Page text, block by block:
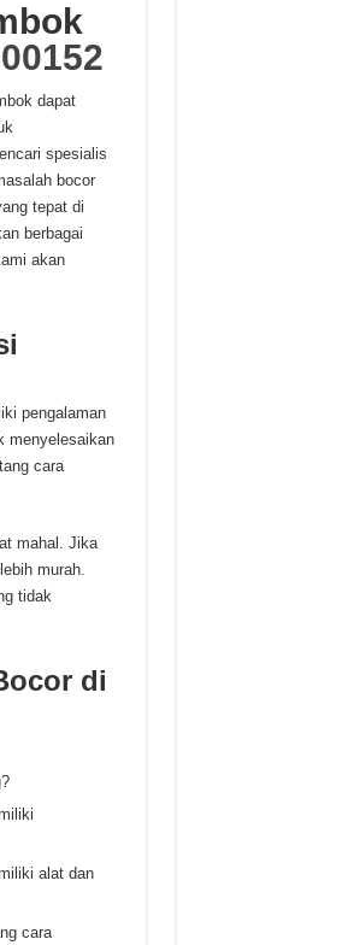
dapat
spesialis
bocor
tepat di
berbagai
akan
pengalaman
menyelesaikan
cara
mahal. Jika
murah.
tidak
di
alat dan
cara